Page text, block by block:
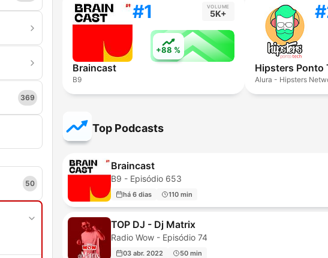
369
50
#1 VOLUME
5K+
+88 %
Braincast
B9
Hipsters Ponto
Alura - Hipsters
Top Podcasts
Braincast
B9 - Episódio 653
há 6 dias 110 min
TOP DJ - Dj Matrix
Radio Wow - Episódio 74
03 abr. 2022 50 min